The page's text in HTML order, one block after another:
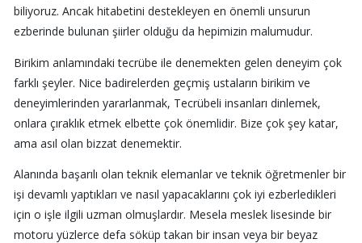
biliyoruz. Ancak hitabetini destekleyen en önemli unsurun
ezberinde bulunan şiirler olduğu da hepimizin malumudur.
Birikim anlamındaki tecrübe ile denemekten gelen deneyim çok
farklı şeyler. Nice badirelerden geçmiş ustaların birikim ve
deneyimlerinden yararlanmak, Tecrübeli insanları dinlemek,
onlara çıraklık etmek elbette çok önemlidir. Bize çok şey katar,
ama asıl olan bizzat denemektir.
Alanında başarılı olan teknik elemanlar ve teknik öğretmenler bir
işi devamlı yaptıkları ve nasıl yapacaklarını çok iyi ezberledikleri
için o işle ilgili uzman olmuşlardır. Mesela meslek lisesinde bir
motoru yüzlerce defa söküp takan bir insan veya bir beyaz